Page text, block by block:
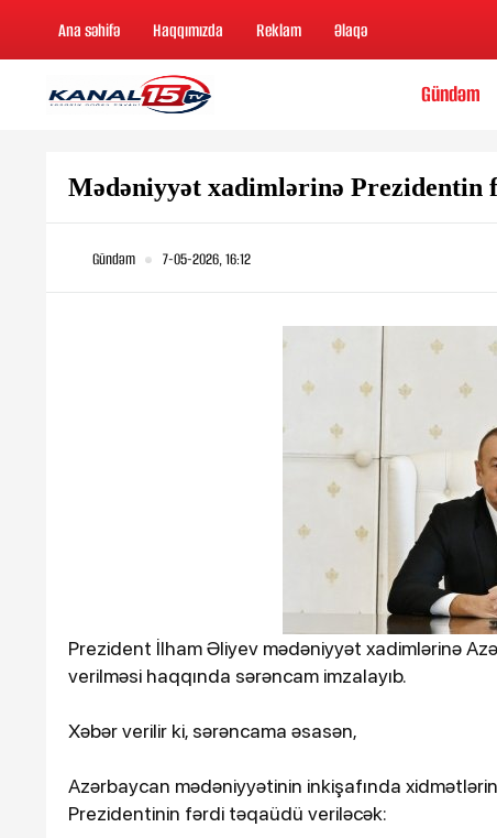
Ana səhifə Haqqımızda Reklam Əlaqə
Gündəm
Mədəniyyət xadimlərinə
Gündəm 7-05-2026, 16:12
Prezident İlham Əliyev mədəniyyət xadimlərinə
verilməsi haqqında sərəncam imzalayıb.
Xəbər verilir ki, sərəncama əsasən,
Azərbaycan mədəniyyətinin inkişafında
Prezidentinin fərdi təqaüdü veriləcək: